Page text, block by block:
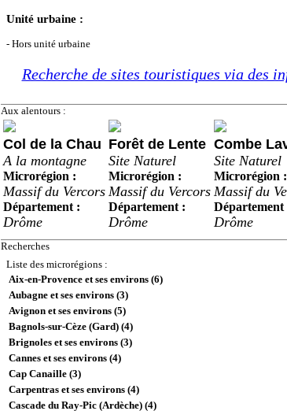
Unité urbaine :
- Hors unité urbaine
Recherche de sites touristiques via des
Aux alentours :
Col de la Chau
A la montagne
Microrégion :
Massif du Vercors
Département :
Drôme
Forêt de Lente
Site Naturel
Microrégion :
Massif du Vercors
Département :
Drôme
Combe
Site Naturel
Microrégion :
Massif du
Département
Drôme
Recherches
Liste des microrégions :
Aix-en-Provence et ses environs (6)
Aubagne et ses environs (3)
Avignon et ses environs (5)
Bagnols-sur-Cèze (Gard) (4)
Brignoles et ses environs (3)
Cannes et ses environs (4)
Cap Canaille (3)
Carpentras et ses environs (4)
Cascade du Ray-Pic (Ardèche) (4)